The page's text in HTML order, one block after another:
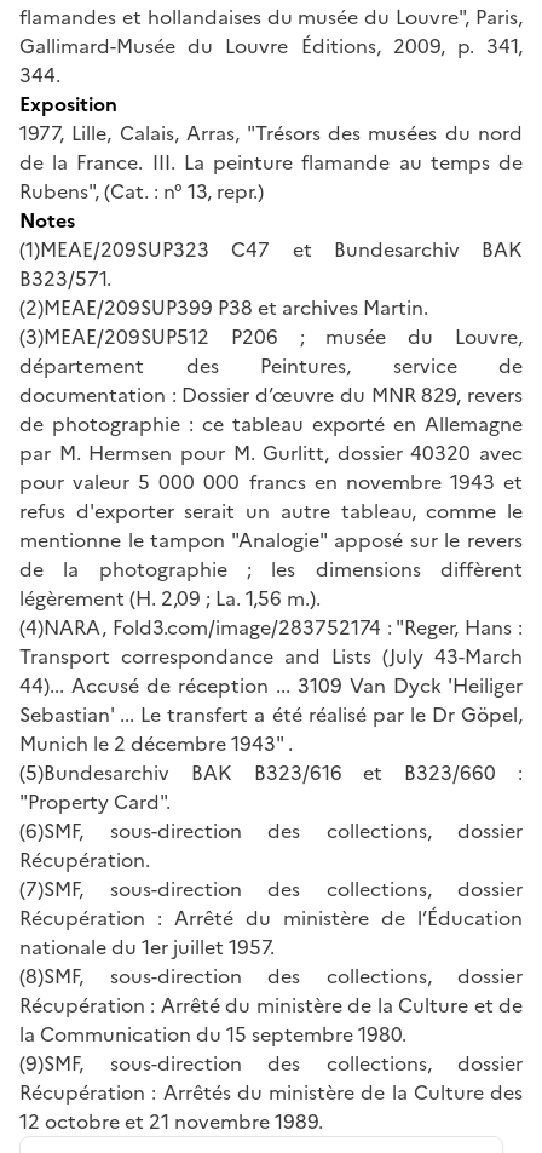
flamandes et hollandaises du musée du Louvre", Paris,
Gallimard-Musée du Louvre Éditions, 2009, p. 341,
344.
Exposition
1977, Lille, Calais, Arras, "Trésors des musées du nord
de la France. III. La peinture flamande au temps de
Rubens", (Cat. : n° 13, repr.)
Notes
(1)MEAE/209SUP323 C47 et Bundesarchiv BAK
B323/571.
(2)MEAE/209SUP399 P38 et archives Martin.
(3)MEAE/209SUP512 P206 ; musée du Louvre,
département des Peintures, service de
documentation : Dossier d’œuvre du MNR 829, revers
de photographie : ce tableau exporté en Allemagne
par M. Hermsen pour M. Gurlitt, dossier 40320 avec
pour valeur 5 000 000 francs en novembre 1943 et
refus d'exporter serait un autre tableau, comme le
mentionne le tampon "Analogie" apposé sur le revers
de la photographie ; les dimensions diffèrent
légèrement (H. 2,09 ; La. 1,56 m.).
(4)NARA, Fold3.com/image/283752174 : "Reger, Hans :
Transport correspondance and Lists (July 43-March
44)... Accusé de réception ... 3109 Van Dyck 'Heiliger
Sebastian' ... Le transfert a été réalisé par le Dr Göpel,
Munich le 2 décembre 1943" .
(5)Bundesarchiv BAK B323/616 et B323/660 :
"Property Card".
(6)SMF, sous-direction des collections, dossier
Récupération.
(7)SMF, sous-direction des collections, dossier
Récupération : Arrêté du ministère de l’Éducation
nationale du 1er juillet 1957.
(8)SMF, sous-direction des collections, dossier
Récupération : Arrêté du ministère de la Culture et de
la Communication du 15 septembre 1980.
(9)SMF, sous-direction des collections, dossier
Récupération : Arrêtés du ministère de la Culture des
12 octobre et 21 novembre 1989.